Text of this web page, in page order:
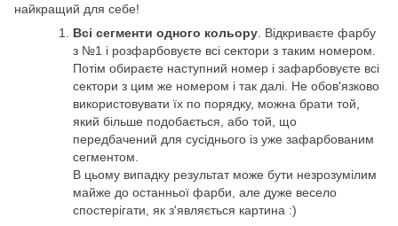
найкращий для себе!
Всі сегменти одного кольору . Відкриваєте фарбу
з №1 і розфарбовуєте всі сектори з таким номером.
Потім обираєте наступний номер і зафарбовуєте всі
сектори з цим же номером і так далі. Не обов'язково
використовувати їх по порядку, можна брати той,
який більше подобається, або той, що
передбачений для сусіднього із уже зафарбованим
сегментом.
В цьому випадку результат може бути незрозумілим
майже до останньої фарби, але дуже весело
спостерігати, як з'являється картина :)